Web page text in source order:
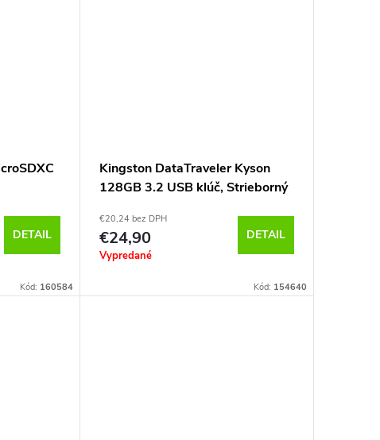
DETAIL
Kód: 160584
Kingston DataTraveler Kyson
128GB 3.2 USB klúč, Strieborný
€20,24 bez DPH
€24,90
Vypredané
DETAIL
Kód: 154640